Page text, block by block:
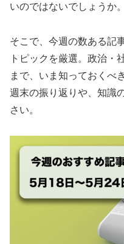
いのではないでしょうか。
そこで、今週の数ある記
トピックを厳選。政治・
まで、いま知っておくべ
週末の振り返りや、知識
さい。